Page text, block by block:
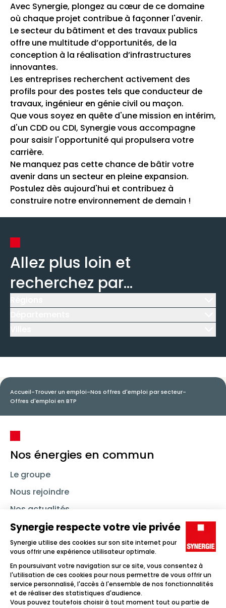
Avec Synergie, plongez au cœur de ce domaine
où chaque projet contribue à façonner l'avenir.
Le secteur du bâtiment et des travaux publics
offre une multitude d’opportunités, de la
conception à la réalisation d’infrastructures
innovantes.
Les entreprises recherchent activement des
profils pour des postes tels que conducteur de
travaux, ingénieur en génie civil ou maçon.
Que vous soyez en quête d'une mission en intérim,
d'un CDD ou CDI, Synergie vous accompagne
pour saisir l'opportunité qui propulsera votre
carrière.
Ne manquez pas cette chance de bâtir votre
avenir dans un secteur en pleine expansion.
Postulez dès aujourd'hui et contribuez à
construire notre environnement de demain !
Allez plus loin et
recherchez par...
Accueil-Trouver un emploi-Nos offres d'emploi par secteur-
Offres d'emploi en BTP
Nos énergies en commun
Le groupe
Nous rejoindre
Nos actualités
Nous contacter
Linkedin SynergieInstagramTikTok Youtube
Trouver un emploi
Icône d'illustration